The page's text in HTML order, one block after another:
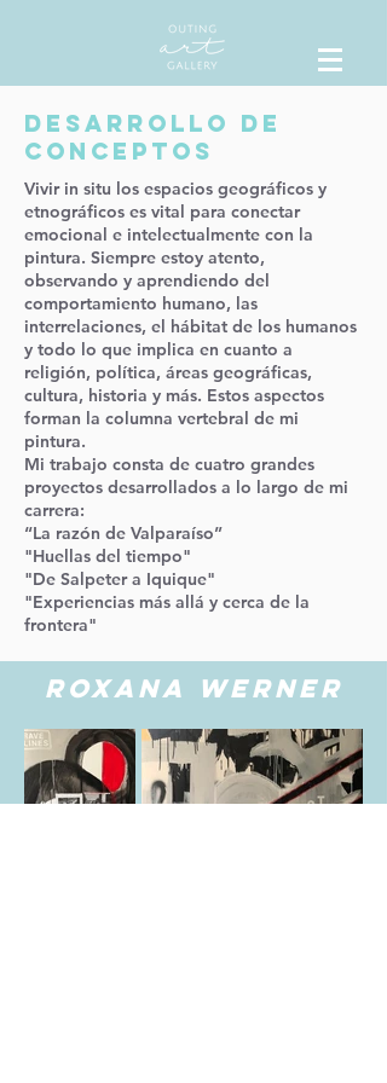
DESARROLLO DE
CONCEPTOS
Vivir in situ los espacios geográficos y
etnográficos es vital para conectar
emocional e intelectualmente con la
pintura. Siempre estoy atento,
observando y aprendiendo del
comportamiento humano, las
interrelaciones, el hábitat de los humanos
y todo lo que implica en cuanto a
religión, política, áreas geográficas,
cultura, historia y más. Estos aspectos
forman la columna vertebral de mi
pintura.
Mi trabajo consta de cuatro grandes
proyectos desarrollados a lo largo de mi
carrera:
“La razón de Valparaíso”
"Huellas del tiempo"
"De Salpeter a Iquique"
"Experiencias más allá y cerca de la
frontera"
ROXANA WERNER